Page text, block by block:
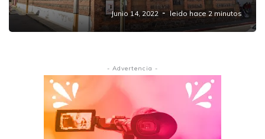
Junio 14, 2022 leido hace 2 minutos
- Advertencia -